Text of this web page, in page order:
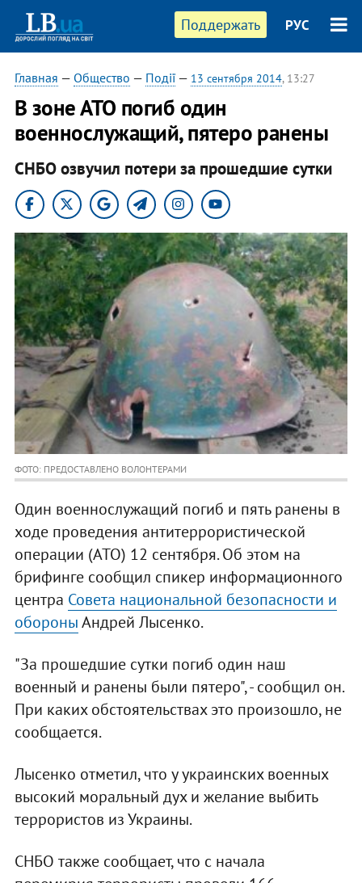
Поддержать РУС
Главная — Общество — Події— 13 сентября 2014, 13:27
В зоне АТО погиб один
военнослужащий, пятеро ранены
СНБО озвучил потери за прошедшие сутки
ФОТО: ПРЕДОСТАВЛЕНО ВОЛОНТЕРАМИ
Один военнослужащий погиб и пять ранены в
ходе проведения антитеррористической
операции (АТО) 12 сентября. Об этом на
брифинге сообщил спикер информационного
центра Совета национальной безопасности и
обороныАндрей Лысенко.
"За прошедшие сутки погиб один наш
военный и ранены были пятеро", - сообщил он.
При каких обстоятельствах это произошло, не
сообщается.
Лысенко отметил, что у украинских военных
высокий моральный дух и желание выбить
террористов из Украины.
СНБО также сообщает, что с начала